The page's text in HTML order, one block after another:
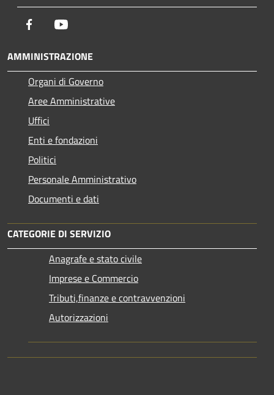
Facebook
AMMINISTRAZIONE
Organi di Governo
Aree Amministrative
Uffici
Enti e fondazioni
Politici
Personale Amministrativo
Documenti e dati
CATEGORIE DI SERVIZIO
Anagrafe e stato civile
Imprese e Commercio
Tributi,finanze e contravvenzioni
Autorizzazioni